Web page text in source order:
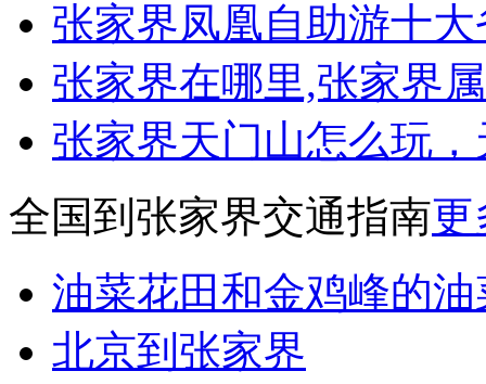
张家界凤凰自助游十
张家界在哪里,张家界
张家界天门山怎么玩
全国到张家界交通指南更
油菜花田和金鸡峰的
北京到张家界